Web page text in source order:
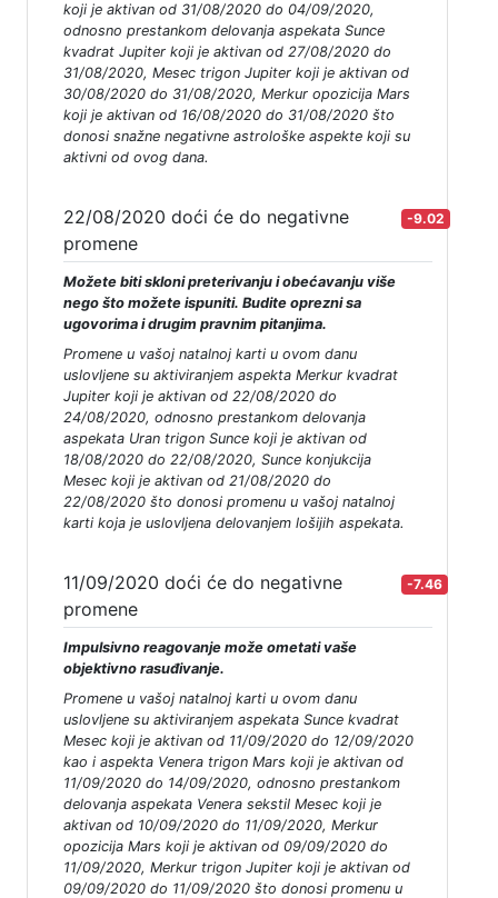
koji je aktivan od 31/08/2020 do 04/09/2020,
odnosno prestankom delovanja aspekata Sunce
kvadrat Jupiter koji je aktivan od 27/08/2020 do
31/08/2020, Mesec trigon Jupiter koji je aktivan od
30/08/2020 do 31/08/2020, Merkur opozicija Mars
koji je aktivan od 16/08/2020 do 31/08/2020 što
donosi snažne negativne astrološke aspekte koji su
aktivni od ovog dana.
22/08/2020 doći će do negativne
promene
-9.02
Možete biti skloni preterivanju i obećavanju više
nego što možete ispuniti. Budite oprezni sa
ugovorima i drugim pravnim pitanjima.
Promene u vašoj natalnoj karti u ovom danu
uslovljene su aktiviranjem aspekta Merkur kvadrat
Jupiter koji je aktivan od 22/08/2020 do
24/08/2020, odnosno prestankom delovanja
aspekata Uran trigon Sunce koji je aktivan od
18/08/2020 do 22/08/2020, Sunce konjukcija
Mesec koji je aktivan od 21/08/2020 do
22/08/2020 što donosi promenu u vašoj natalnoj
karti koja je uslovljena delovanjem lošijih aspekata.
11/09/2020 doći će do negativne
promene
-7.46
Impulsivno reagovanje može ometati vaše
objektivno rasuđivanje.
Promene u vašoj natalnoj karti u ovom danu
uslovljene su aktiviranjem aspekata Sunce kvadrat
Mesec koji je aktivan od 11/09/2020 do 12/09/2020
kao i aspekta Venera trigon Mars koji je aktivan od
11/09/2020 do 14/09/2020, odnosno prestankom
delovanja aspekata Venera sekstil Mesec koji je
aktivan od 10/09/2020 do 11/09/2020, Merkur
opozicija Mars koji je aktivan od 09/09/2020 do
11/09/2020, Merkur trigon Jupiter koji je aktivan od
09/09/2020 do 11/09/2020 što donosi promenu u